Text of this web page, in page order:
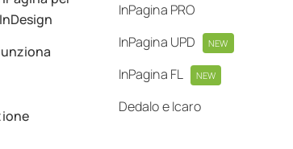
InPagina PRO
InPagina UPD
NEW
InPagina FL NEW
Dedalo e Icaro